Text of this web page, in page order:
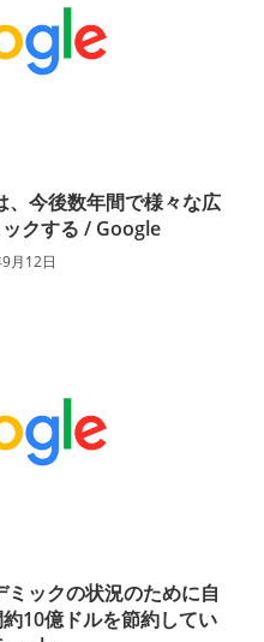
今後数年間で様々な広
クする / Google
月12日
ックの状況のために自
10億ドルを節約してい